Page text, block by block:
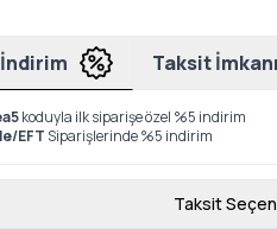
Taksit İmkanı
koduyla ilk siparişe özel %5 indirim
EFTSiparişlerinde %5 indirim
Taksit